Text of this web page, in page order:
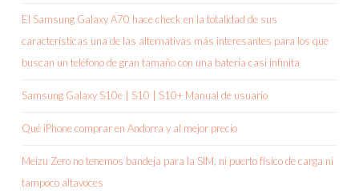
El Samsung Galaxy A70 hace check en la totalidad de sus
características una de las alternativas más interesantes para los que
buscan un teléfono de gran tamaño con una bateria casi infinita
Samsung Galaxy S10e | S10 | S10+ Manual de usuario
Qué iPhone comprar en Andorra y al mejor precio
Meizu Zero no tenemos bandeja para la SIM, ni puerto físico de carga ni
tampoco altavoces